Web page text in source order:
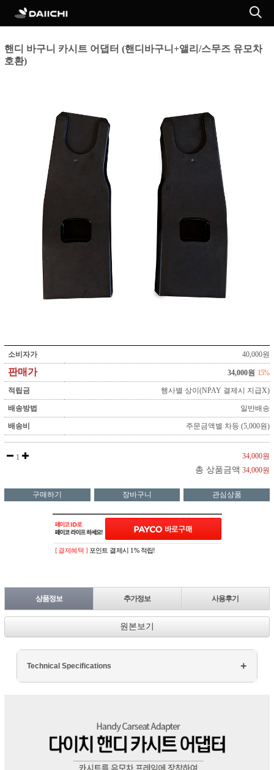
핸디 바구니 카시트 어댑터 (핸디바구니+앨리/스무즈 유모차
호환)
소비자가 40,000원
판매가 34,000원 15%
적립금 행사별 상이(NPAY 결제시 지급X)
배송방법 일반배송
배송비 주문금액별 차등 (5,000원)
1 34,000원
총 상품금액 34,000원
구매하기 장바구니 관심상품
[ 결제혜택 ] 포인트 결제시 1% 적립!
상품정보 추가정보 사용후기
원본보기
Technical Specifications
Display: 15.6" FHD
Graphics: NVIDIA GTX 1660Ti